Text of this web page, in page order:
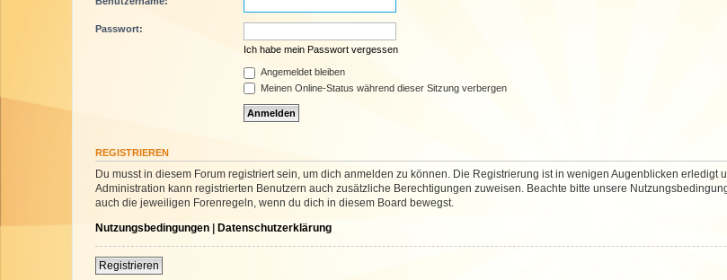
Passwort:
Ich habe mein Passwort vergessen
Angemeldet bleiben
Meinen Online-Status während dieser Sitzung verbergen
REGISTRIEREN
Du musst in diesem Forum registriert sein, um dich anmelden zu können. Die Registrierung ist in wenigen Augenblicken
Administration kann registrierten Benutzern auch zusätzliche Berechtigungen zuweisen. Beachte bitte unsere
auch die jeweiligen Forenregeln, wenn du dich in diesem Board bewegst.
Nutzungsbedingungen | Datenschutzerklärung
Registrieren